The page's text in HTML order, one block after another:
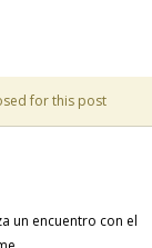
for this post
un encuentro con el